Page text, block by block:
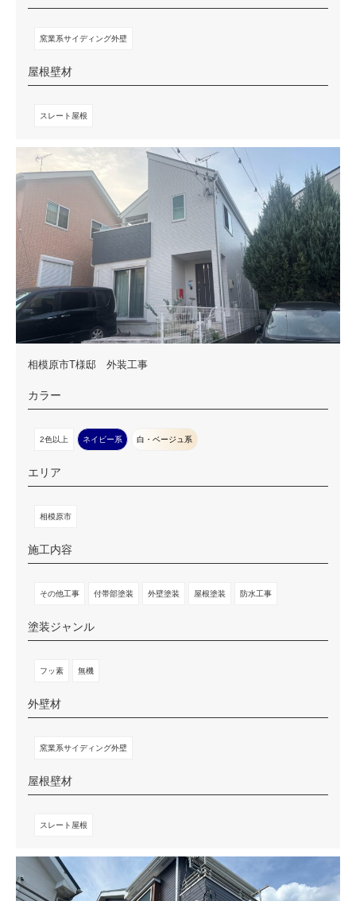
窯業系サイディング外壁
屋根壁材
スレート屋根
相模原市T様邸 外装工事
カラー
2色以上 ネイビー系 白・ベージュ系
エリア
相模原市
施工内容
その他工事 付帯部塗装 外壁塗装 屋根塗装 防水工事
塗装ジャンル
フッ素 無機
外壁材
窯業系サイディング外壁
屋根壁材
スレート屋根